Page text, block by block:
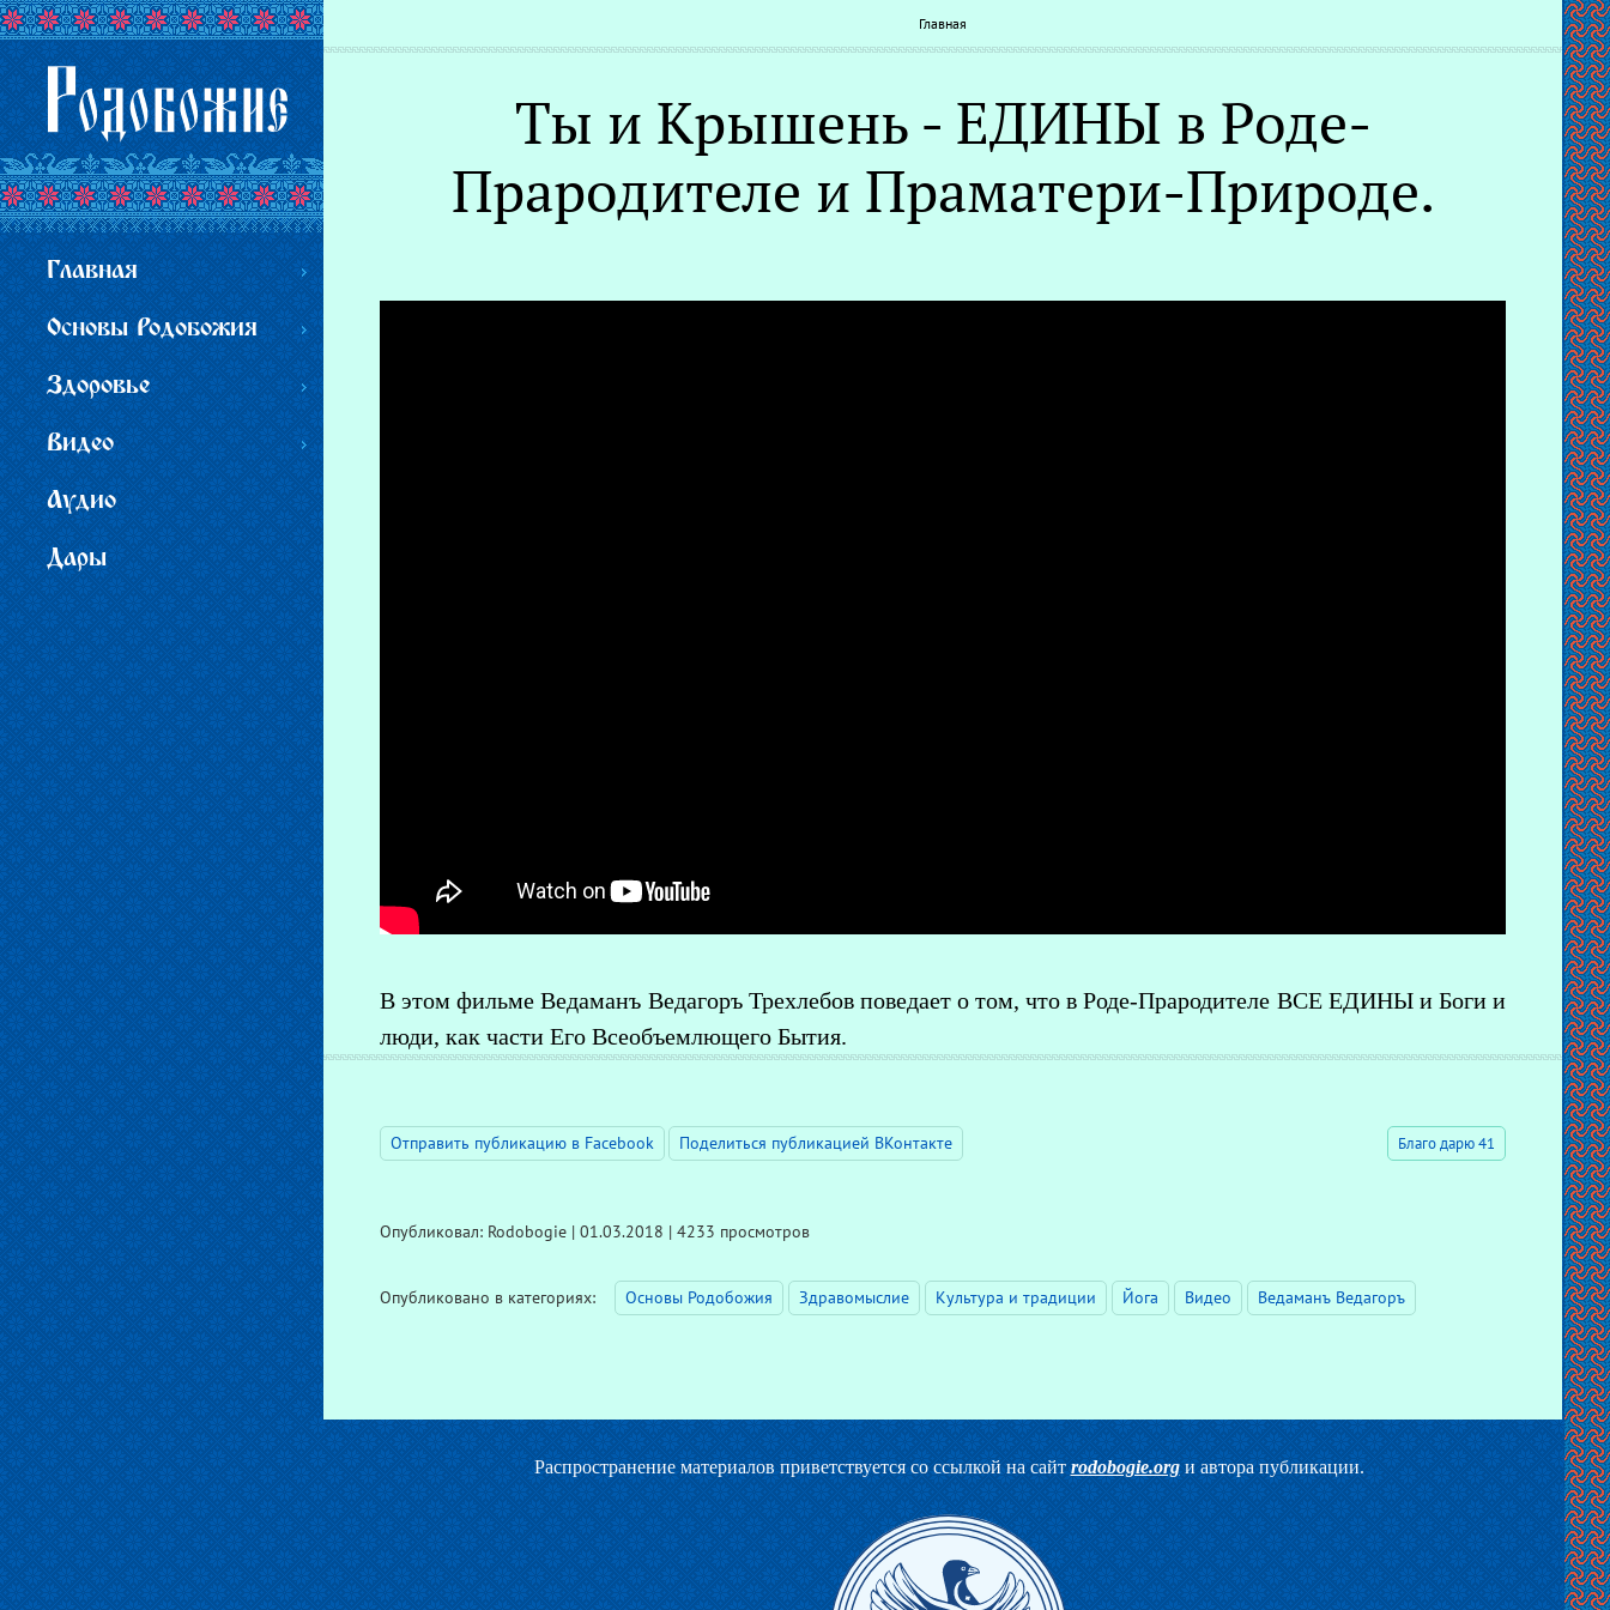
Вы здесь
Главная
Ты и Крышень - ЕДИНЫ в Роде-
Прародителе и Праматери-Природе.
В этом фильме Ведаманъ Ведагоръ Трехлебов поведает о том, что в Роде-Прародителе ВСЕ ЕДИНЫ и Боги и
люди, как части Его Всеобъемлющего Бытия.
Отправить публикацию в Facebook Поделиться публикацией ВКонтакте Благо дарю 41
Опубликовал: Rodobogie | 01.03.2018 | 4233 просмотров
Опубликовано в категориях: Основы Родобожия Здравомыслие Культура и традиции Йога Видео Ведаманъ Ведагоръ
Распространение материалов приветствуется со ссылкой на сайт rodobogie.orgи автора публикации.
Главная
Основы Родобожия
Здоровье
Видео
Аудио
Дары